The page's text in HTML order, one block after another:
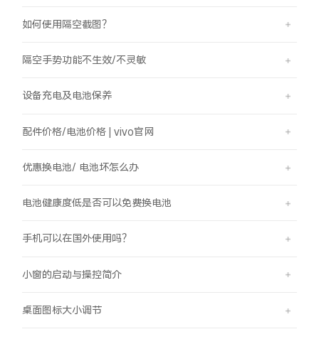
如何使用隔空截图？
隔空手势功能不生效/不灵敏
设备充电及电池保养
配件价格/电池价格 | vivo官网
优惠换电池/ 电池坏怎么办
电池健康度低是否可以免费换电池
手机可以在国外使用吗？
小窗的启动与操控简介
桌面图标大小调节